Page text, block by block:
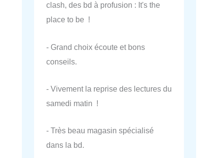
clash, des bd à profusion : It's the
place to be !
- Grand choix écoute et bons
conseils.
- Vivement la reprise des lectures du
samedi matin !
- Très beau magasin spécialisé
dans la bd.